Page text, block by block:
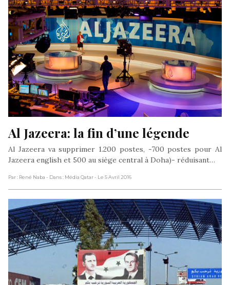
Al Jazeera: la fin d’une légende
Al Jazeera va supprimer 1.200 postes, -700 postes pour Al
Jazeera english et 500 au siège central à Doha)- réduisant…
Par : René Naba - Dans : Média Qatar- Le 5 Avril 2016